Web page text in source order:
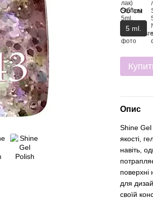
Об`єм
5 ml.
Опис
Shine Gel
якості,
навіть,
поверхні
для
своїй